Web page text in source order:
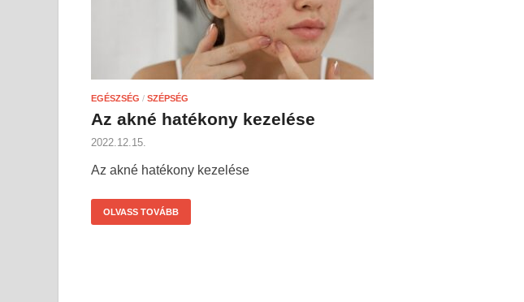
EGÉSZSÉG / SZÉPSÉG
Az akné hatékony kezelése
2022.12.15.
Az akné hatékony kezelése
OLVASS TOVÁBB